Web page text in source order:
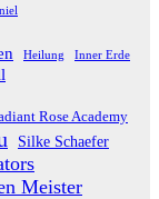
Heilung Inner Erde
Rose Academy
Silke Schaefer
Meister